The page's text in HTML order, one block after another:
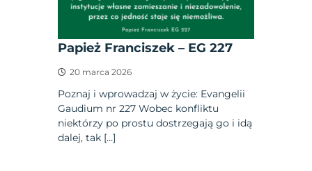
Papież Franciszek – EG 227
20 marca 2026
Poznaj i wprowadzaj w życie: Evangelii
Gaudium nr 227 Wobec konfliktu
niektórzy po prostu dostrzegają go i idą
dalej, tak […]